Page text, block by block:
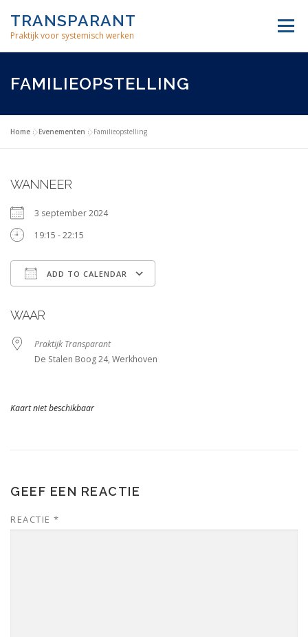
content
TRANSPARANT
Praktijk voor systemisch werken
Menu
INDIVIDUELE THERAPIE FAMILIE OPSTELLINGEN
BEDRIJFSCOACHING MEDITATIE
FAMILIEOPSTELLING
Home »Evenementen »Familieopstelling
WANNEER
3 september 2024
19:15 - 22:15
ADD TO CALENDAR
WAAR
Praktijk Transparant
De Stalen Boog 24, Werkhoven
Kaart niet beschikbaar
GEEF EEN REACTIE
REACTIE *